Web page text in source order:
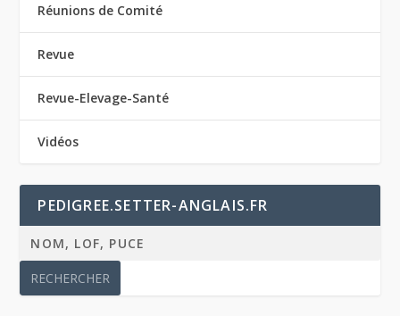
Réunions de Comité
Revue
Revue-Elevage-Santé
Vidéos
PEDIGREE.SETTER-ANGLAIS.FR